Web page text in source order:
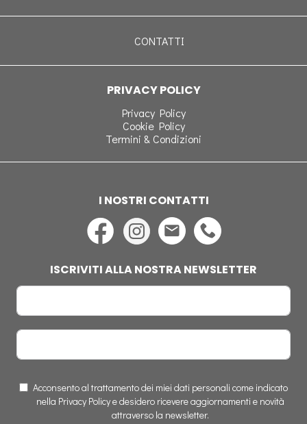
CONTATTI
PRIVACY POLICY
Privacy Policy
Cookie Policy
Termini & Condizioni
I NOSTRI CONTATTI
ISCRIVITI ALLA NOSTRA NEWSLETTER
Acconsento al trattamento dei miei dati personali come indicato
nella Privacy Policy e desidero ricevere aggiornamenti e novità
attraverso la newsletter.